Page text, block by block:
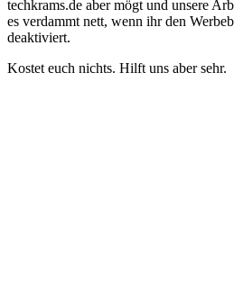
techkrams.de aber mögt und unsere
es verdammt nett, wenn ihr den
deaktiviert.
Kostet euch nichts. Hilft uns aber sehr.